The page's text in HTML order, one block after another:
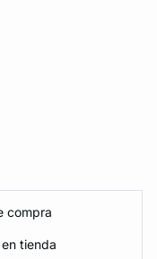
compra
tienda